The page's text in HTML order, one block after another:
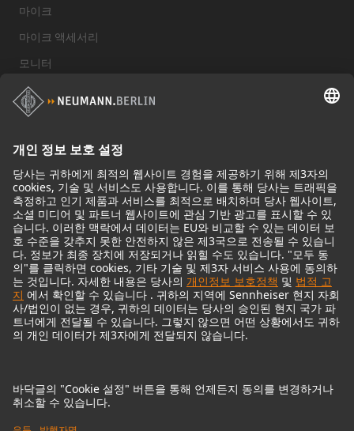
마이크
마이크 액세서리
모니터
스튜디오 모니터 액세서리
헤드폰
기념적인 마이크
Audio Interface
Imprint
Privacy policy